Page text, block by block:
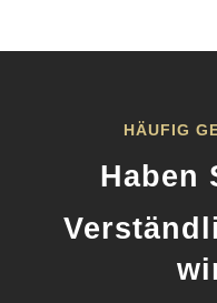
HÄUFIG
Haben